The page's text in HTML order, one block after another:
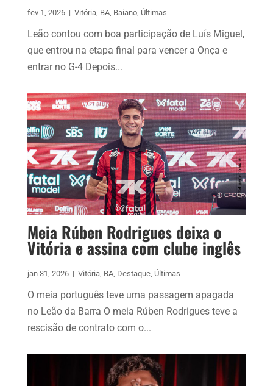
fev 1, 2026 | Vitória, BA, Baiano, Últimas
Leão contou com boa participação de Luís Miguel,
que entrou na etapa final para vencer a Onça e
entrar no G-4 Depois...
Meia Rúben Rodrigues deixa o
Vitória e assina com clube inglês
jan 31, 2026 | Vitória, BA, Destaque, Últimas
O meia português teve uma passagem apagada
no Leão da Barra O meia Rúben Rodrigues teve a
rescisão de contrato com o...